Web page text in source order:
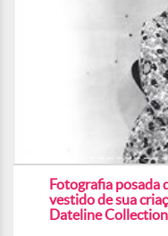
Fotografia posada
vestido de sua
Dateline